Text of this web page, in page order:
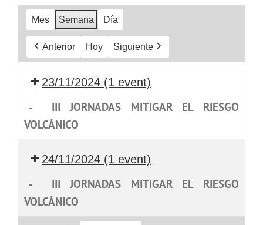
Mes Semana Día
Anterior Hoy Siguiente
23/11/2024 (1 event)
-
III JORNADAS MITIGAR EL RIESGO
VOLCÁNICO
24/11/2024 (1 event)
-
III JORNADAS MITIGAR EL RIESGO
VOLCÁNICO